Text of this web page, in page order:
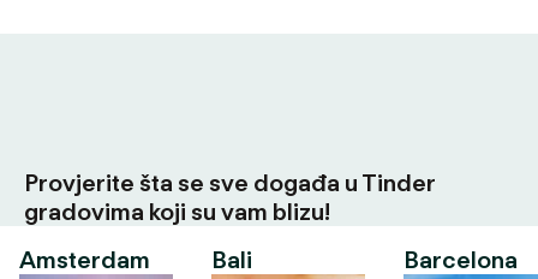
Provjerite šta se sve događa u Tinder
gradovima koji su vam blizu!
Amsterdam
Bali Barcelona